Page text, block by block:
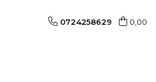
0724258629 0,00